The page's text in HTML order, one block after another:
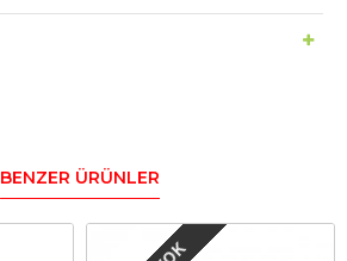
BENZER ÜRÜNLER